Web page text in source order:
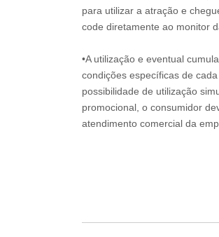
para utilizar a atração e
code diretamente ao monitor
•A utilização e eventual
condições específicas de
possibilidade de utilização
promocional, o consumidor
atendimento comercial da